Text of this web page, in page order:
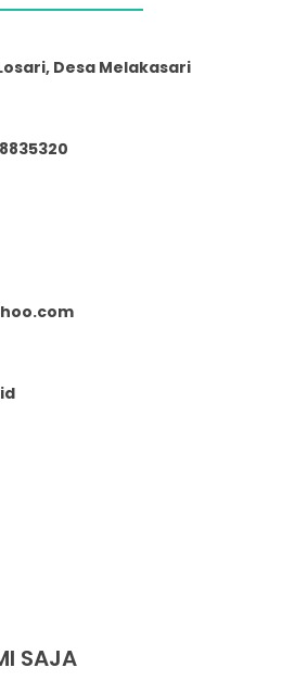
Desa Melakasari
SAJA